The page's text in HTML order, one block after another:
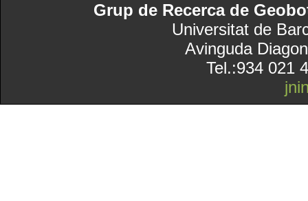
Grup de Recerca de
Universitat de
Avinguda
Tel.:934 021